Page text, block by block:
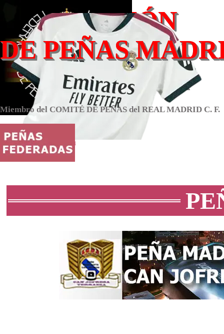
FEDERACIÓN
DE PEÑAS
DE CATALUÑA
Miembro del COMITÉ DE PEÑAS del REAL MADRID C. F.
www.fepemac.com